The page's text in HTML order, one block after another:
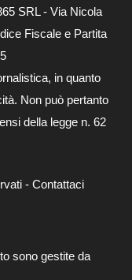
SRL - Via Nicola
Fiscale e Partita
in quanto
Non può pertanto
della legge n. 62
- Contattaci
sono gestite da